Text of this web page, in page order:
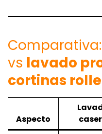
vs lavado
cortinas
Aspecto